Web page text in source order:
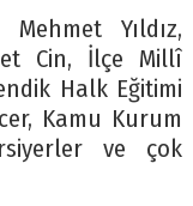
Yıldız,
Cin, İlçe Millî
Halk Eğitimi
Kamu Kurum
ve çok